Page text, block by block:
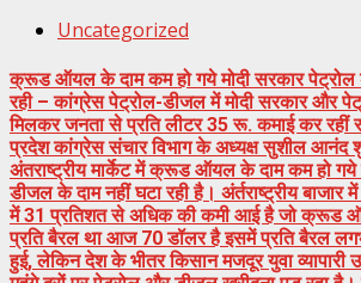
Uncategorized
क्रूड ऑयल के दाम कम हो गये मोदी सरकार पेट्रोल
रही – कांग्रेस पेट्रोल-डीजल में मोदी सरकार और
मिलकर जनता से प्रति लीटर 35 रू. कमाई कर रहीं
प्रदेश कांग्रेस संचार विभाग के अध्यक्ष सुशील आनंद
अंतराष्ट्रीय मार्केट में क्रूड ऑयल के दाम कम हो गये
डीजल के दाम नहीं घटा रही है। अंर्तराष्ट्रीय
में 31 प्रतिशत से अधिक की कमी आई है जो क्रूड
प्रति बैरल था आज 70 डॉलर है इसमें प्रति बैरल
हुई, लेकिन देश के भीतर किसान मजदूर युवा व्यापारी